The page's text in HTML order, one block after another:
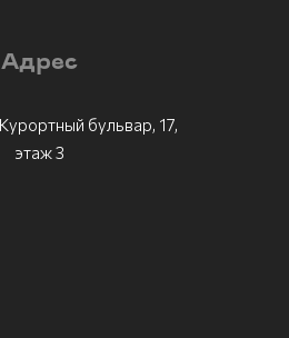
Адрес
бульвар, 17,
этаж 3